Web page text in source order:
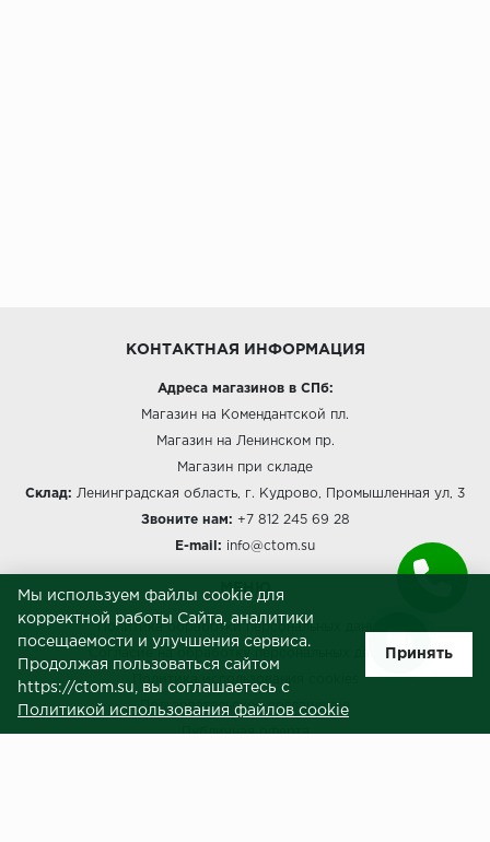
КОНТАКТНАЯ ИНФОРМАЦИЯ
Адреса магазинов в СПб:
Магазин на Комендантской пл.
Магазин на Ленинском пр.
Магазин при складе
Склад: Ленинградская область, г. Кудрово, Промышленная ул, 3
Звоните нам: +7 812 245 69 28
E-mail: info@ctom.su
МЕНЮ
Политика обработки персональных данных
Согласие на обработку персональных данных
Пользовательское соглашение
Публичная оферта
Мы используем файлы cookie для
корректной работы Сайта, аналитики
посещаемости и улучшения сервиса.
Продолжая пользоваться сайтом
https://ctom.su, вы соглашаетесь с
Политикой использования файлов cookie
Принять